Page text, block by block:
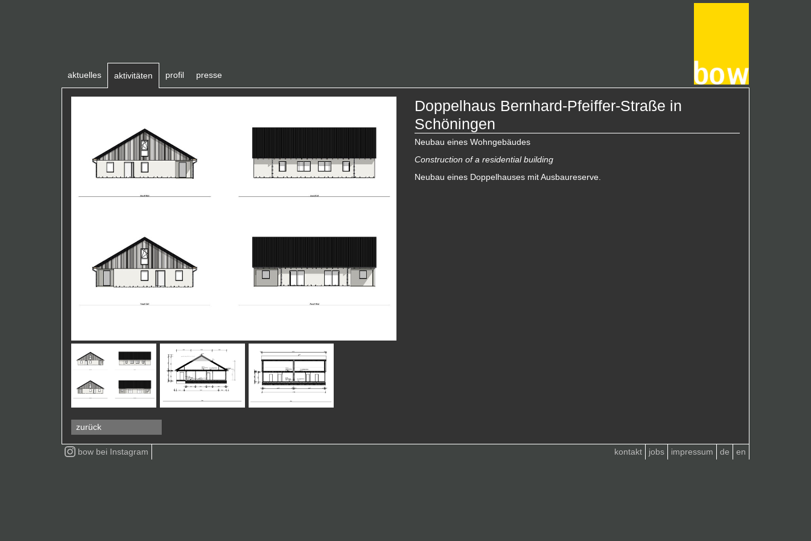
aktuelles aktivitäten profil presse
zurück
Doppelhaus Bernhard-Pfeiffer-Straße in
Schöningen
Neubau eines Wohngebäudes
Construction of a residential building
Neubau eines Doppelhauses mit Ausbaureserve.
kontakt jobs impressum de en
bow bei Instagram